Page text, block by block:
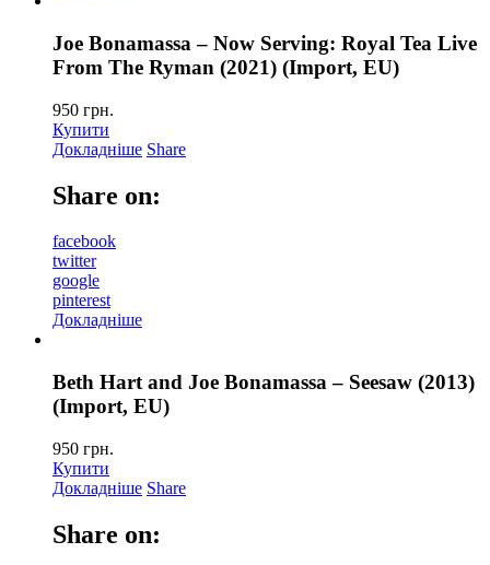
Joe Bonamassa – Now Serving: Royal Tea Live
From The Ryman (2021) (Import, EU)
950 грн.
Купити
Докладніше Share
Share on:
facebook
twitter
google
pinterest
Докладніше
Beth Hart and Joe Bonamassa – Seesaw (2013)
(Import, EU)
950 грн.
Купити
Докладніше Share
Share on: